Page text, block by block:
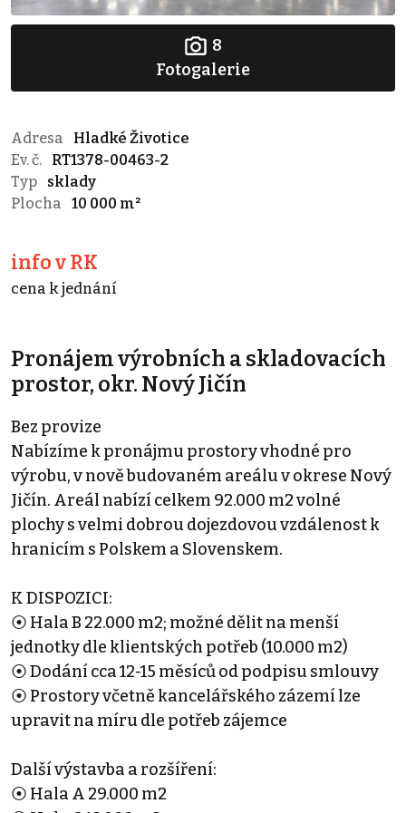
8
Fotogalerie
Adresa
Hladké Životice
Ev. č.
RT1378-00463-2
Typ
sklady
Plocha
10 000 m²
info v RK
cena k jednání
Pronájem výrobních a skladovacích
prostor, okr. Nový Jičín
Bez provize
Nabízíme k pronájmu prostory vhodné pro
výrobu, v nově budovaném areálu v okrese Nový
Jičín. Areál nabízí celkem 92.000 m2 volné
plochy s velmi dobrou dojezdovou vzdálenost k
hranicím s Polskem a Slovenskem.
K DISPOZICI:
⦿ Hala B 22.000 m2; možné dělit na menší
jednotky dle klientských potřeb (10.000 m2)
⦿ Dodání cca 12-15 měsíců od podpisu smlouvy
⦿ Prostory včetně kancelářského zázemí lze
upravit na míru dle potřeb zájemce
Další výstavba a rozšíření:
⦿ Hala A 29.000 m2